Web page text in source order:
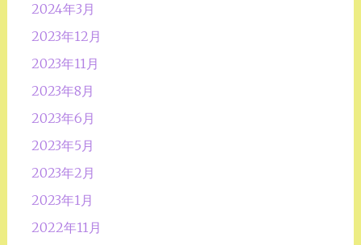
2024年3月
2023年12月
2023年11月
2023年8月
2023年6月
2023年5月
2023年2月
2023年1月
2022年11月